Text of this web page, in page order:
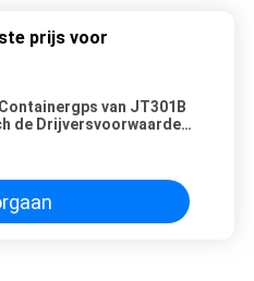
prijs voor
van JT301B
de Drijversvoorwaarde